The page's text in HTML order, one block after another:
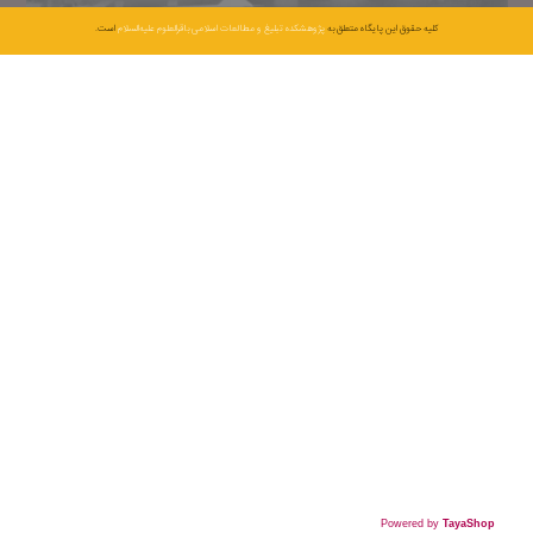
کلیه حقوق این پایگاه متعلق بهپژوهشکده تبلیغ و مطالعات اسلامی باقرالعلوم علیه‌السلاماست.
Powered by TayaShop